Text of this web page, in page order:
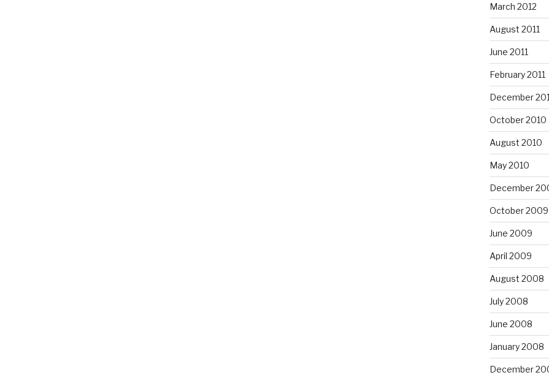
March 2012
August 2011
June 2011
February 2011
December
October 2010
August 2010
May 2010
December
October 2009
June 2009
April 2009
August 2008
July 2008
June 2008
January 2008
December